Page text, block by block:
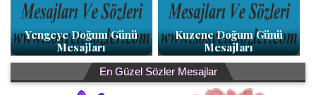
Yengeye Doğum Günü
Mesajları
Kuzene Doğum Günü
Mesajları
En Güzel Sözler Mesajlar